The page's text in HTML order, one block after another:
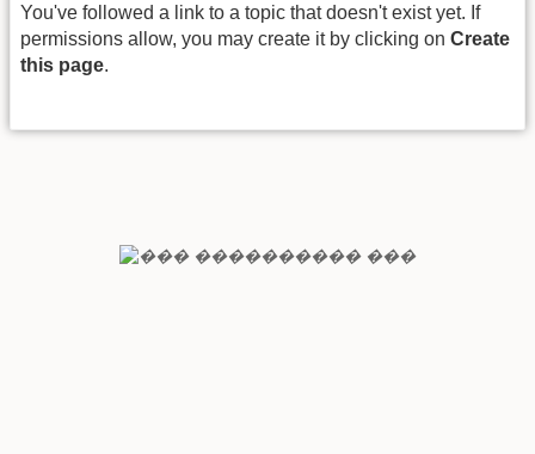
You've followed a link to a topic that doesn't exist yet. If
permissions allow, you may create it by clicking on Create
this page.